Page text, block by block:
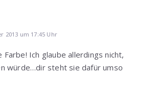
2013 um 17:45 Uhr
Farbe! Ich glaube allerdings nicht,
würde…dir steht sie dafür umso